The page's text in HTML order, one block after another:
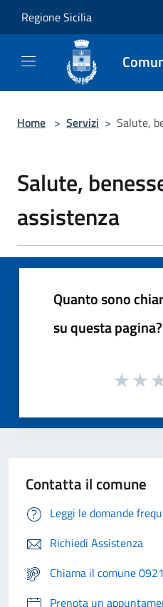
Regione Sicilia
Home > Servizi > Salute,
Salute,
assistenza
Quanto sono
su questa pagina?
Contatta il comune
Leggi le domande
Richiedi Assistenza
Chiama il comune
Prenota un